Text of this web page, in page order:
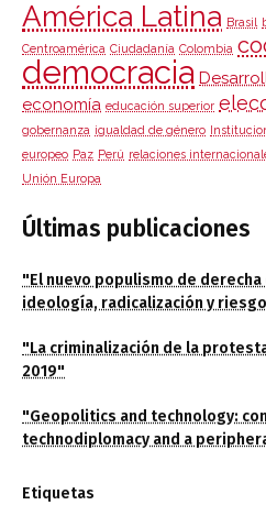
América Latina Brasil
Centroamérica Ciudadanía Colombia
democracia
economía educación superior
gobernanza igualdad de género
europeo Paz Perú relaciones
Unión Europa
Últimas publicaciones
"El nuevo populismo de derecha
ideología, radicalización y
"La criminalización de la
2019"
"Geopolitics and technology:
technodiplomacy and a
Etiquetas